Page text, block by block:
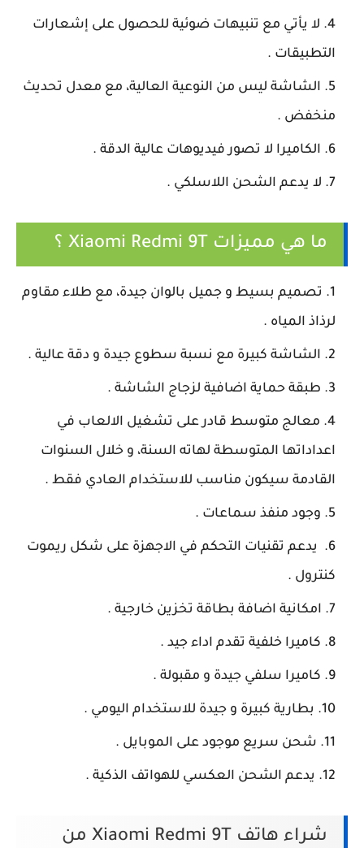
لا يأتي مع تنبيهات ضوئية للحصول على إشعارات
التطبيقات .
الشاشة ليس من النوعية العالية، مع معدل تحديث
منخفض .
الكاميرا لا تصور فيديوهات عالية الدقة .
لا يدعم الشحن اللاسلكي .
ما هي مميزات Xiaomi Redmi 9T ؟
تصميم بسيط و جميل بالوان جيدة، مع طلاء مقاوم
لرذاذ المياه .
الشاشة كبيرة مع نسبة سطوع جيدة و دقة عالية .
طبقة حماية اضافية لزجاج الشاشة .
معالج متوسط قادر على تشغيل الالعاب في
اعداداتها المتوسطة لهاته السنة، و خلال السنوات
القادمة سيكون مناسب للاستخدام العادي فقط .
وجود منفذ سماعات .
يدعم تقنيات التحكم في الاجهزة على شكل ريموت
كنترول .
امكانية اضافة بطاقة تخزين خارجية .
كاميرا خلفية تقدم اداء جيد .
كاميرا سلفي جيدة و مقبولة .
بطارية كبيرة و جيدة للاستخدام اليومي .
شحن سريع موجود على الموبايل .
يدعم الشحن العكسي للهواتف الذكية .
شراء هاتف Xiaomi Redmi 9T من